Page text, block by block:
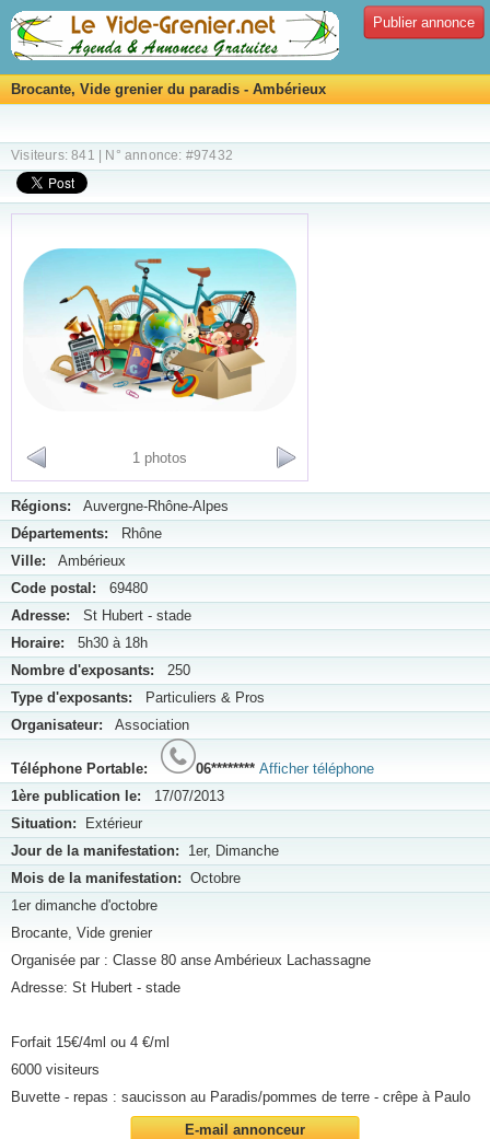
Publier annonce
Brocante, Vide grenier du paradis - Ambérieux
Visiteurs: 841 | N° annonce: #97432
1 photos
Régions: Auvergne-Rhône-Alpes
Départements: Rhône
Ville: Ambérieux
Code postal: 69480
Adresse: St Hubert - stade
Horaire: 5h30 à 18h
Nombre d'exposants: 250
Type d'exposants: Particuliers & Pros
Organisateur: Association
Téléphone Portable: 06******** Afficher téléphone
1ère publication le: 17/07/2013
Situation: Extérieur
Jour de la manifestation: 1er, Dimanche
Mois de la manifestation: Octobre
1er dimanche d'octobre
Brocante, Vide grenier
Organisée par : Classe 80 anse Ambérieux Lachassagne
Adresse: St Hubert - stade
Forfait 15€/4ml ou 4 €/ml
6000 visiteurs
Buvette - repas : saucisson au Paradis/pommes de terre - crêpe à Paulo
E-mail annonceur